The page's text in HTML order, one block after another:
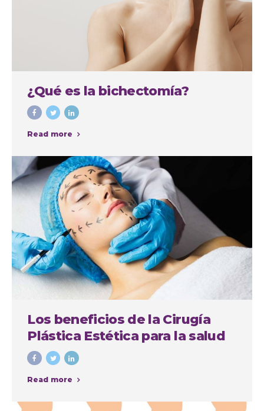
¿Qué es la bichectomía?
Read more
Los beneficios de la Cirugía
Plástica Estética para la salud
física y mental
Read more